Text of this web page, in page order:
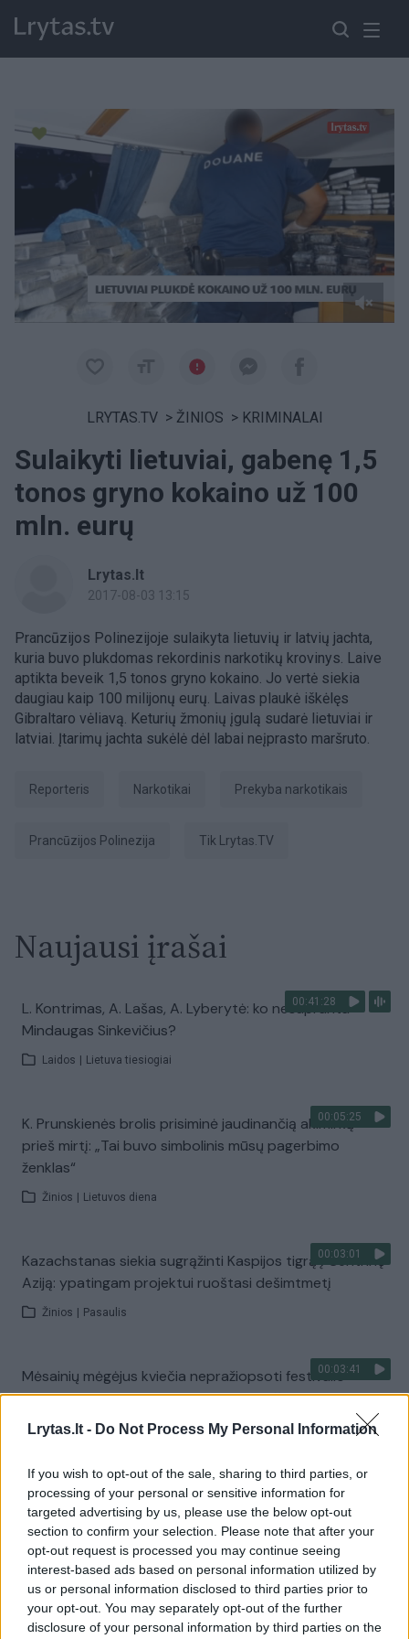
Lrytas.lt - Do Not Process My Personal Information
If you wish to opt-out of the sale, sharing to third parties, or
processing of your personal or sensitive information for
targeted advertising by us, please use the below opt-out
section to confirm your selection. Please note that after your
opt-out request is processed you may continue seeing
interest-based ads based on personal information utilized by
us or personal information disclosed to third parties prior to
your opt-out. You may separately opt-out of the further
disclosure of your personal information by third parties on the
Paremkite Ukrainą
LRYTAS.TV > ŽINIOS > KRIMINALAI
Sulaikyti lietuviai, gabenę 1,5
tonos gryno kokaino už 100
mln. eurų
Lrytas.lt
2017-08-03 13:15
Prancūzijos Polinezijoje sulaikyta lietuvių ir latvių jachta,
kuria buvo plukdomas rekordinis narkotikų krovinys. Laive
aptikta beveik 1,5 tonos gryno kokaino. Jo vertė siekia
daugiau kaip 100 milijonų eurų. Laivas plaukė iškėlęs
Gibraltaro vėliavą. Keturių žmonių įgulą sudarė lietuviai ir
latviai. Įtarimų jachta sukėlė dėl labai neįprasto maršruto.
Reporteris Narkotikai prekyba narkotikais
Prancūzijos Polinezija tik Lrytas.TV
Naujausi įrašai
00:41:28
L. Kontrimas, A. Lašas, A. Lyberytė: ko nesupranta
Mindaugas Sinkevičius?
Laidos Lietuva tiesiogiai
00:05:25
K. Prunskienės brolis prisiminė jaudinančią akimirką
prieš mirtį: „Tai buvo simbolinis mūsų pagerbimo
ženklas“
Žinios Lietuvos diena
00:03:01
Kazachstanas siekia sugrąžinti Kaspijos tigrą į Centrinę
Aziją: ypatingam projektui ruoštasi dešimtmetį
Žinios Pasaulis
00:03:41
Mėsainių mėgėjus kviečia nepražiopsoti festivalio
Vilniuje: atskleidė populiariausią paruošimo būdą
Žinios | Lietuvos diena
Visi įrašai
Žiūrimiausi įrašai
00:00:49